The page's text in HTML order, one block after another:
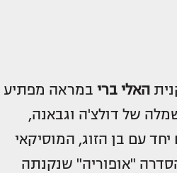
האלי ברי במראה מפתיע
של דולצ'ה וגבאנה,
עם בן הזוג, המוסיקאי
"אופוריה" שנקנתה